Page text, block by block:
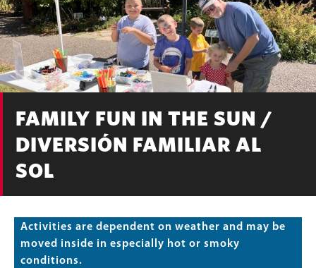
FAMILY FUN IN THE SUN /
DIVERSIÓN FAMILIAR AL
SOL
Activities are dependent on weather and may be
moved inside in especially hot or smoky
conditions.